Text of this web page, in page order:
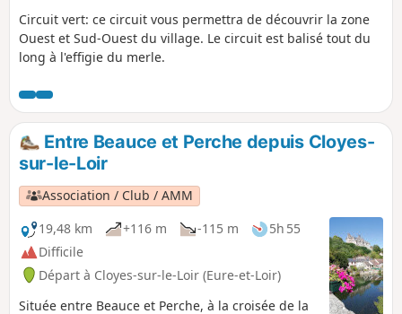
Circuit vert: ce circuit vous permettra de découvrir la zone
Ouest et Sud-Ouest du village. Le circuit est balisé tout du
long à l'effigie du merle.
Entre Beauce et Perche depuis Cloyes-
sur-le-Loir
Association / Club / AMM
19,48 km
+116 m -115 m
5h 55
Difficile
Départ à Cloyes-sur-le-Loir (Eure-et-Loir)
Située entre Beauce et Perche, à la croisée de la